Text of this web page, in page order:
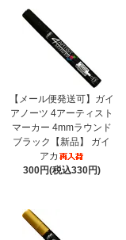
【メール便発送可】ガイ
アノーツ 4アーティスト
マーカー 4mmラウンド
ブラック【新品】 ガイ
アカ
300円(税込330円)